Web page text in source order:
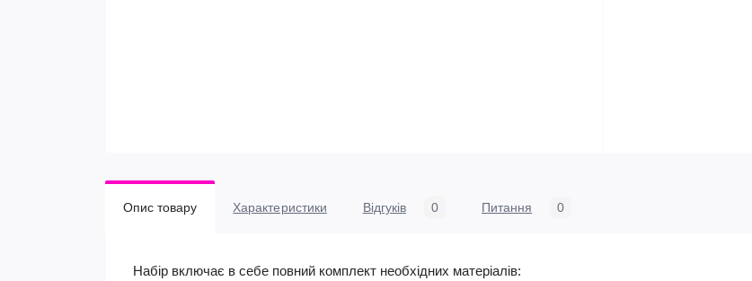
Опис товару Характеристики Відгуків 0 Питання 0
Набір включає в себе повний комплект необхідних матеріалів: